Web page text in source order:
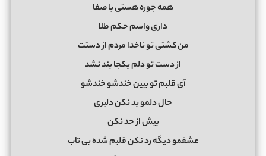
همه جوره هستی با صفا
داری واسم حکم طلا
من کشتی تو ناخدا مردم از دستت
از دست تو دلم یکجا بند نشد
آی قلبم تو ببین خندشو خندشو
حال دلمو بد نکن دلبری
بیش از حد نکن
عشقمو دیگه رد نکن قلبم شده بی تاب